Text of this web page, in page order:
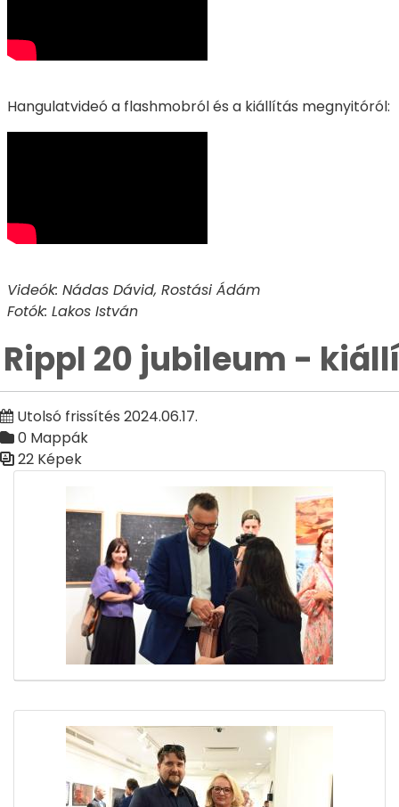
Hangulatvideó a flashmobról és a kiállítás megnyitóról:
Videók: Nádas Dávid, Rostási Ádám
Fotók: Lakos István
Rippl 20 jubileum -
Utolsó frissítés 2024.06.17.
0 Mappák
22 Képek
Médiatár